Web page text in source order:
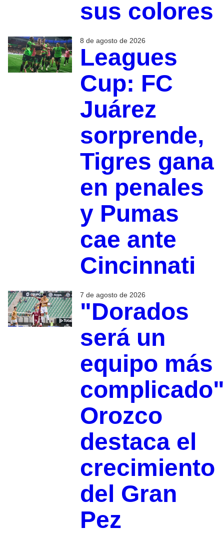
sus colores
8 de agosto de 2026
Leagues
Cup: FC
Juárez
sorprende,
Tigres gana
en penales
y Pumas
cae ante
Cincinnati
7 de agosto de 2026
"Dorados
será un
equipo más
Orozco
destaca el
crecimiento
del Gran
Pez